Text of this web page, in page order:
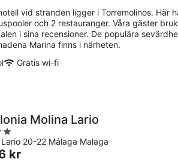
vid stranden ligger i Torremolinos. Här
och 2 restauranger. Våra gäster
i sina recensioner. De populära
Marina finns i närheten.
Gratis wi-fi
Molina Lario
Lario 20-22 Málaga Malaga
kr